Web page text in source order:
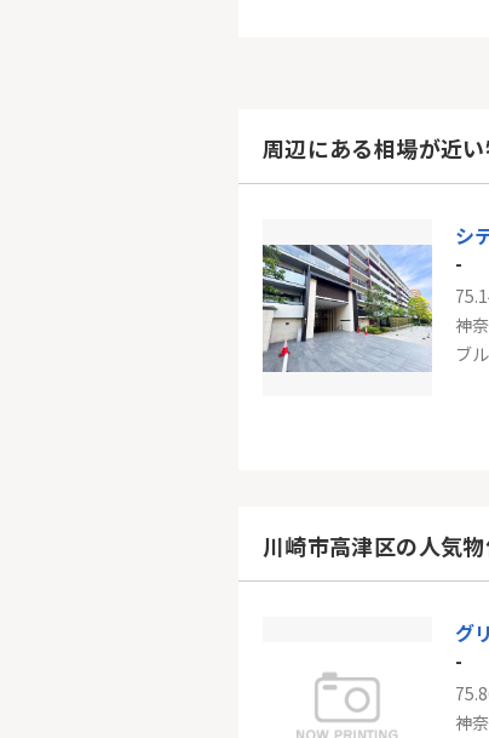
周辺にある相場が近
シ
-
神
ブ
東
小
川崎市高津区の人気
グ
-
神